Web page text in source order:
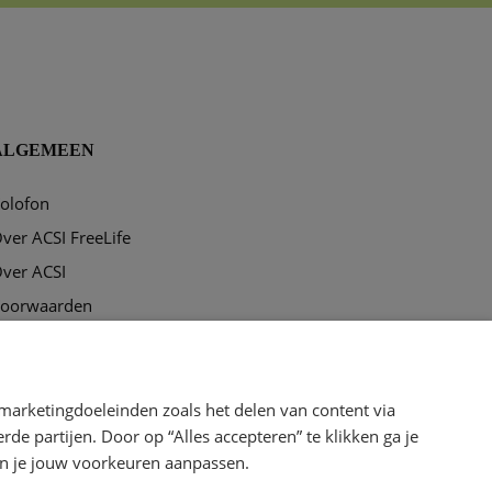
ACSI FreeLife
ACSI
zoals het delen van content via
partijen. Door op “Alles accepteren” te klikken ga je
je jouw voorkeuren aanpassen.